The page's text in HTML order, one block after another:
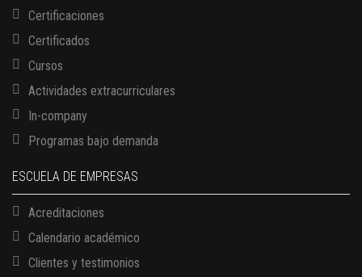
Certificaciones
Certificados
Cursos
Actividades extracurriculares
In-company
Programas bajo demanda
ESCUELA DE EMPRESAS
Acreditaciones
Calendario académico
Clientes y testimonios